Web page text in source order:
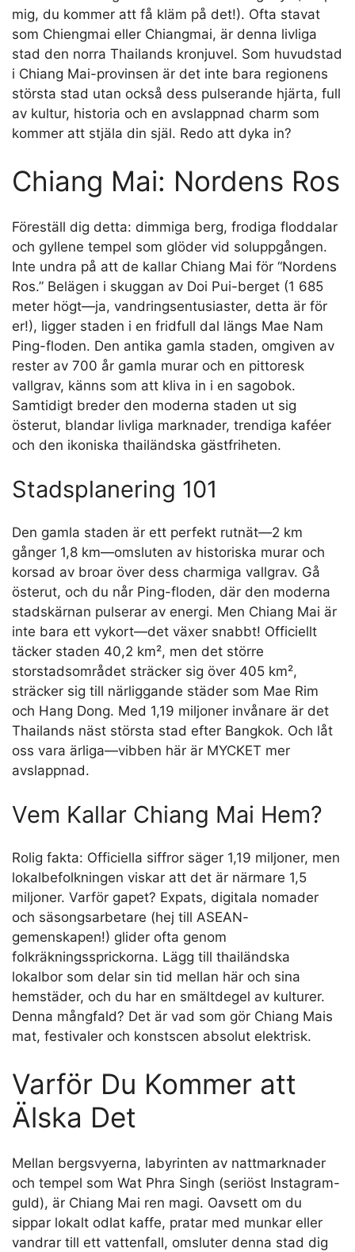
mig, du kommer att få kläm på det!). Ofta stavat
som Chiengmai eller Chiangmai, är denna livliga
stad den norra Thailands kronjuvel. Som huvudstad
i Chiang Mai-provinsen är det inte bara regionens
största stad utan också dess pulserande hjärta, full
av kultur, historia och en avslappnad charm som
kommer att stjäla din själ. Redo att dyka in?
Chiang Mai: Nordens Ros
Föreställ dig detta: dimmiga berg, frodiga floddalar
och gyllene tempel som glöder vid soluppgången.
Inte undra på att de kallar Chiang Mai för “Nordens
Ros.” Belägen i skuggan av Doi Pui-berget (1 685
meter högt—ja, vandringsentusiaster, detta är för
er!), ligger staden i en fridfull dal längs Mae Nam
Ping-floden. Den antika gamla staden, omgiven av
rester av 700 år gamla murar och en pittoresk
vallgrav, känns som att kliva in i en sagobok.
Samtidigt breder den moderna staden ut sig
österut, blandar livliga marknader, trendiga kaféer
och den ikoniska thailändska gästfriheten.
Stadsplanering 101
Den gamla staden är ett perfekt rutnät—2 km
gånger 1,8 km—omsluten av historiska murar och
korsad av broar över dess charmiga vallgrav. Gå
österut, och du når Ping-floden, där den moderna
stadskärnan pulserar av energi. Men Chiang Mai är
inte bara ett vykort—det växer snabbt! Officiellt
täcker staden 40,2 km², men det större
storstadsområdet sträcker sig över 405 km²,
sträcker sig till närliggande städer som Mae Rim
och Hang Dong. Med 1,19 miljoner invånare är det
Thailands näst största stad efter Bangkok. Och låt
oss vara ärliga—vibben här är MYCKET mer
avslappnad.
Vem Kallar Chiang Mai Hem?
Rolig fakta: Officiella siffror säger 1,19 miljoner, men
lokalbefolkningen viskar att det är närmare 1,5
miljoner. Varför gapet? Expats, digitala nomader
och säsongsarbetare (hej till ASEAN-
gemenskapen!) glider ofta genom
folkräkningssprickorna. Lägg till thailändska
lokalbor som delar sin tid mellan här och sina
hemstäder, och du har en smältdegel av kulturer.
Denna mångfald? Det är vad som gör Chiang Mais
mat, festivaler och konstscen absolut elektrisk.
Varför Du Kommer att
Älska Det
Mellan bergsvyerna, labyrinten av nattmarknader
och tempel som Wat Phra Singh (seriöst Instagram-
guld), är Chiang Mai ren magi. Oavsett om du
sippar lokalt odlat kaffe, pratar med munkar eller
vandrar till ett vattenfall, omsluter denna stad dig